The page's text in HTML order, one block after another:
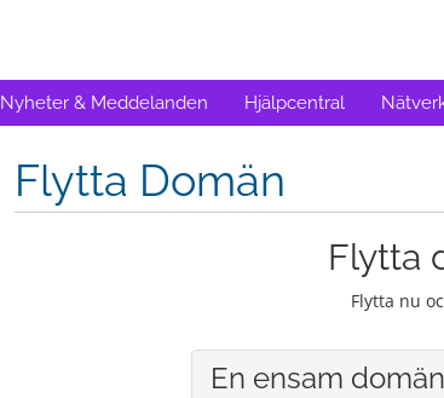
Nyheter & Meddelanden Hjälpcentral
Flytta Domän
Flytta
Flytta nu
En ensam